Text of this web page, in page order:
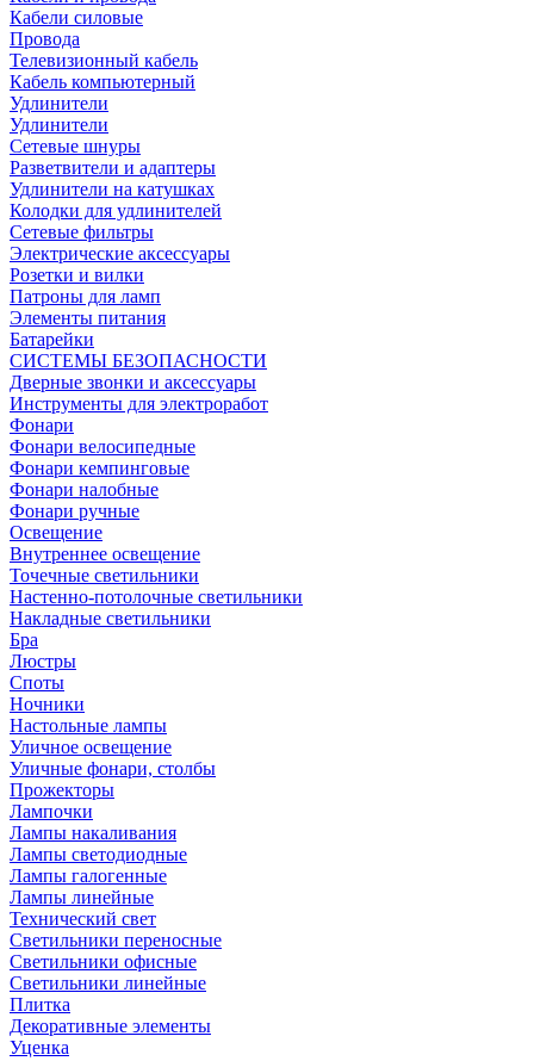
Кабели силовые
Провода
Телевизионный кабель
Кабель компьютерный
Удлинители
Удлинители
Сетевые шнуры
Разветвители и адаптеры
Удлинители на катушках
Колодки для удлинителей
Сетевые фильтры
Электрические аксессуары
Розетки и вилки
Патроны для ламп
Элементы питания
Батарейки
СИСТЕМЫ БЕЗОПАСНОСТИ
Дверные звонки и аксессуары
Инструменты для электроработ
Фонари
Фонари велосипедные
Фонари кемпинговые
Фонари налобные
Фонари ручные
Освещение
Внутреннее освещение
Точечные светильники
Настенно-потолочные светильники
Накладные светильники
Бра
Люстры
Споты
Ночники
Настольные лампы
Уличное освещение
Уличные фонари, столбы
Прожекторы
Лампочки
Лампы накаливания
Лампы светодиодные
Лампы галогенные
Лампы линейные
Технический свет
Светильники переносные
Светильники офисные
Светильники линейные
Плитка
Декоративные элементы
Уценка